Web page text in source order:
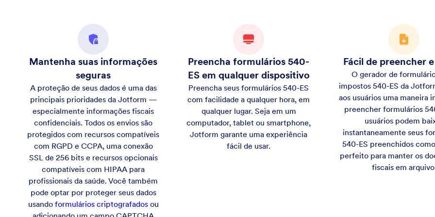
Mantenha suas informações
seguras
A proteção de seus dados é uma das
principais prioridades da Jotform —
especialmente informações fiscais
confidenciais. Todos os envios são
protegidos com recursos compatíveis
com RGPD e CCPA, uma conexão
SSL de 256 bits e recursos opcionais
compatíveis com HIPAA para
profissionais da saúde. Você também
pode optar por proteger seus dados
usando formulários criptografadosou
Preencha formulários 540-
ES em qualquer dispositivo
Preencha seus formulários 540-ES
com facilidade a qualquer hora, em
qualquer lugar. Seja em um
computador, tablet ou smartphone,
Jotform garante uma experiência
fácil de usar.
Fácil de preencher
O gerador de
impostos 540-ES da
aos usuários uma maneira
preencher formulários
usuários podem
instantaneamente seus
540-ES preenchidos
perfeito para manter os
fiscais em